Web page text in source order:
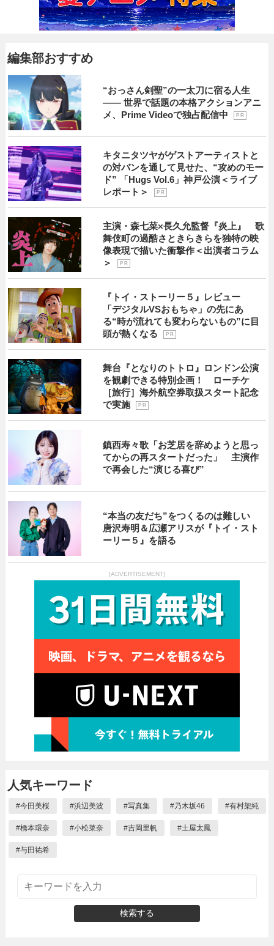
編集部おすすめ
“おっさん剣聖”の一太刀に宿る人生
―― 世界で話題の本格アクションアニ
メ、Prime Videoで独占配信中
P R
キタニタツヤがゲストアーティストと
の対バンを通して見せた、“攻めのモー
ド” 「Hugs Vol.6」神戸公演＜ライブ
レポート＞
P R
主演・森七菜×長久允監督『炎上』 歌
舞伎町の過酷さときらきらを独特の映
像表現で描いた衝撃作＜出演者コラム
＞
P R
『トイ・ストーリー５』レビュー
「デジタルVSおもちゃ」の先にあ
る“時が流れても変わらないもの”に目
頭が熱くなる
P R
舞台『となりのトトロ』ロンドン公演
を観劇できる特別企画！ ローチケ
［旅行］海外航空券取扱スタート記念
で実施
P R
鎮西寿々歌「お芝居を辞めようと思っ
てからの再スタートだった」 主演作
で再会した“演じる喜び”
“本当の友だち”をつくるのは難しい
唐沢寿明＆広瀬アリスが『トイ・スト
ーリー５』を語る
[ADVERTISEMENT]
人気キーワード
#今田美桜 #浜辺美波 #写真集 #乃木坂46 #有村架純
#橋本環奈 #小松菜奈 #吉岡里帆 #土屋太鳳
#与田祐希
検索する